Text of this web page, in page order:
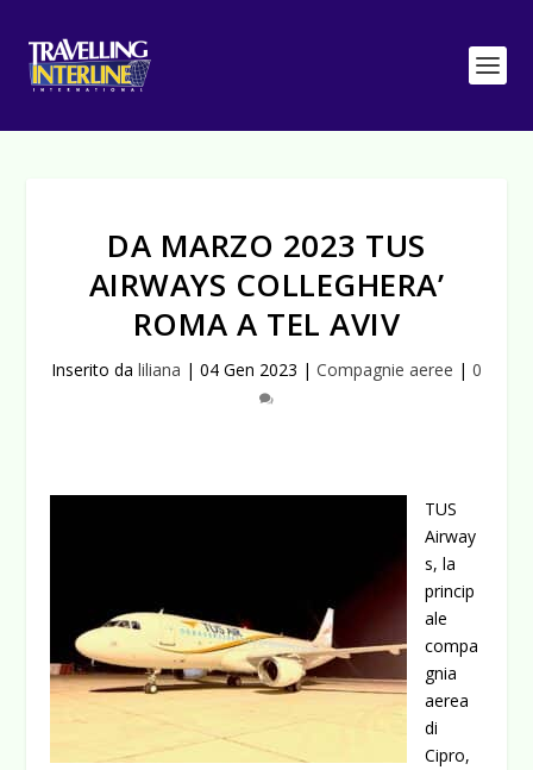
DA MARZO 2023 TUS
AIRWAYS COLLEGHERA’
ROMA A TEL AVIV
Inserito da liliana | 04 Gen 2023 | Compagnie aeree | 0
TUS
Airway
s, la
princip
ale
compa
gnia
aerea
di
Cipro,